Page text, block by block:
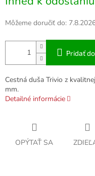
cena:
Môžeme doručiť do:
Pridať
Cestná duša Trivio z
mm.
Detailné informácie
OPÝTAŤ SA